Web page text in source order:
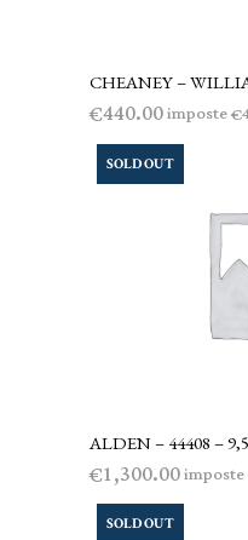
AGGIUNGI
CHEANEY –
€440.00imposte€
SOLD OUT
LEGGI
ALDEN – 44408 – 9,5
€1,300.00imposte
SOLD OUT